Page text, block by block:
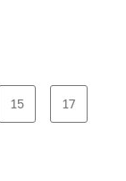
15 17